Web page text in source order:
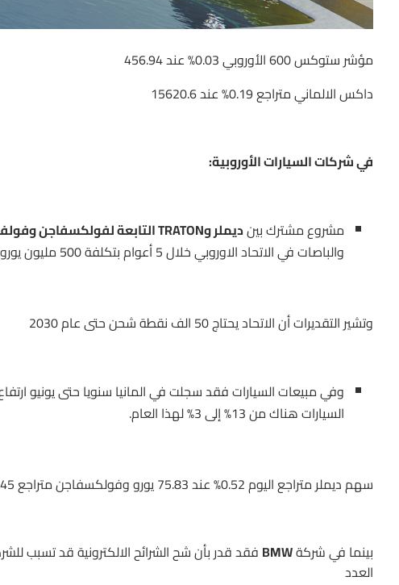
مؤشر ستوكس 600 الأوروبي 0.03% عند 456.94
داكس الالماني متراجع 0.19% عند 15620.6
في شركات السيارات الأوروبية:
مشروع مشترك بينديملر وTRATON التابعة لفولكسفاجن وفولفو
والباصات في الاتحاد الاوروبي خلال 5 أعوام بتكلفة 500 مليون يورو.
وتشير التقديرات أن الاتحاد يحتاج 50 الف نقطة شحن حتى عام 2030
السيارات هناك من 13% إلى 3% لهذا العام.
سهم ديملر متراجع اليوم 0.52% عند 75.83 يورو وفولكسفاجن متراجع 0.45% عند 210.40 يورو.
بينما في شركةBMW
العدد